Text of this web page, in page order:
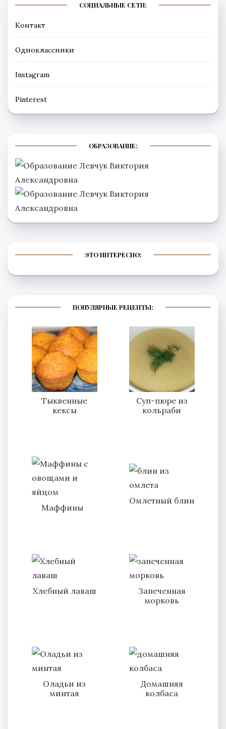
СОЦИАЛЬНЫЕ СЕТИ:
Контакт
Одноклассники
Instagram
Рinterest
ОБРАЗОВАНИЕ:
ЭТО ИНТЕРЕСНО:
ПОПУЛЯРНЫЕ РЕЦЕПТЫ:
Тыквенные
кексы
Суп-пюре из
кольраби
Маффины
Омлетный блин
Хлебный лаваш
Запеченная
морковь
Оладьи из
минтая
Домашняя
колбаса